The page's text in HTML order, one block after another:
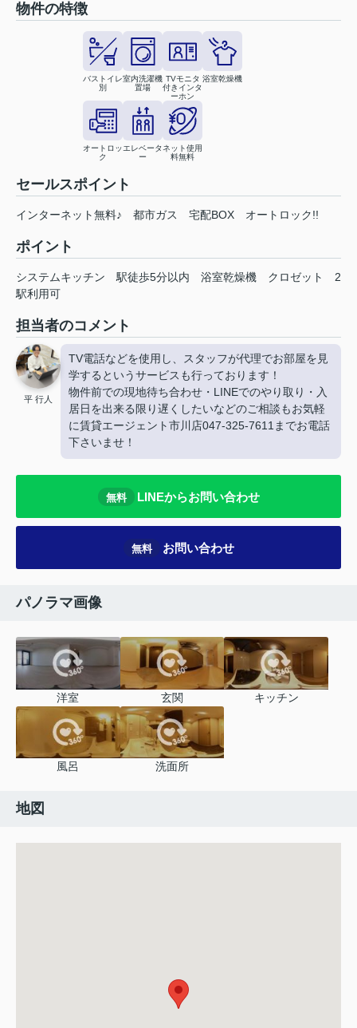
物件の特徴
バストイレ
別
室内洗濯機
置場
TVモニタ
付きインタ
ーホン
浴室乾燥機
オートロッ
ク
エレベータ
ー
ネット使用
料無料
セールスポイント
インターネット無料♪ 都市ガス 宅配BOX オートロック!!
ポイント
システムキッチン 駅徒歩5分以内 浴室乾燥機 クロゼット
2
駅利用可
担当者のコメント
平 行人
TV電話などを使用し、スタッフが代理でお部屋を見
学するというサービスも行っております！
物件前での現地待ち合わせ・LINEでのやり取り・入
居日を出来る限り遅くしたいなどのご相談もお気軽
に賃貸エージェント市川店047-325-7611までお電話
下さいませ！
無料 LINEからお問い合わせ
無料 お問い合わせ
パノラマ画像
洋室 玄関 キッチン
風呂 洗面所
地図